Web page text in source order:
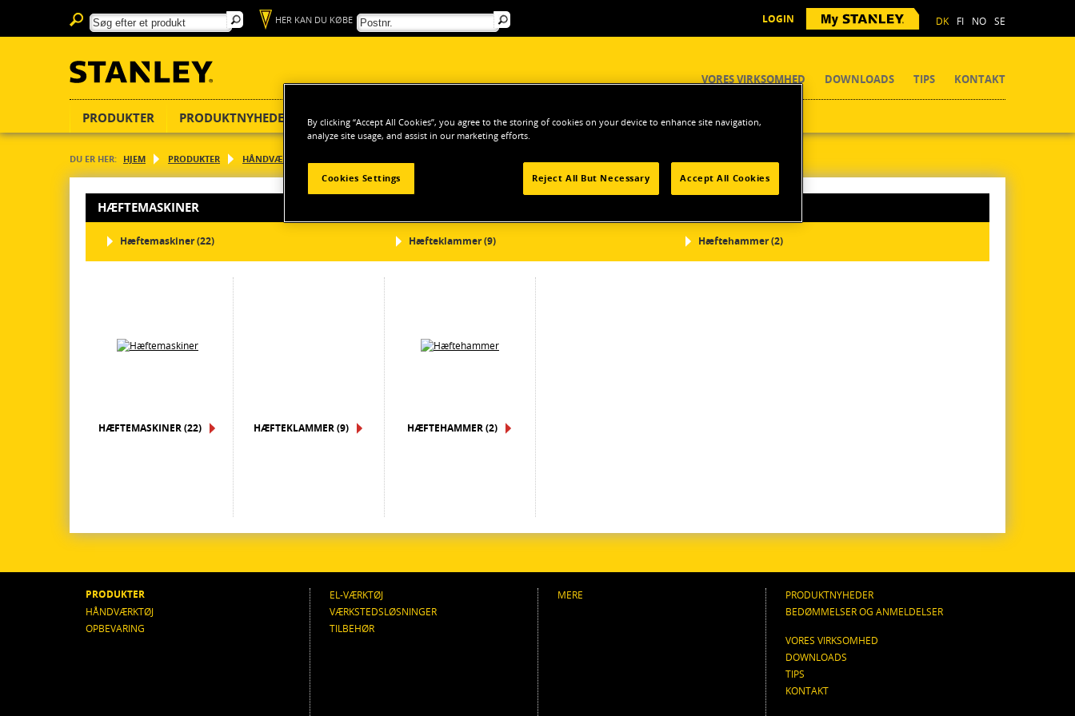
DK FI NO SE
LOGIN
HER KAN DU KØBE
VORES VIRKSOMHED DOWNLOADS TIPS KONTAKT
PRODUKTER PRODUKTNYHEDER BEDØMMELSER OG ANMELDELSER
DU ER HER: HJEM PRODUKTER HÅNDVÆRKTØJ
HÆFTEMASKINER
Hæftemaskiner (22) Hæfteklammer (9) Hæftehammer (2)
HÆFTEMASKINER (22) HÆFTEKLAMMER (9) HÆFTEHAMMER (2)
PRODUKTER
HÅNDVÆRKTØJ
OPBEVARING
EL-VÆRKTØJ
VÆRKSTEDSLØSNINGER
TILBEHØR
MERE
PRODUKTNYHEDER
BEDØMMELSER OG ANMELDELSER
VORES VIRKSOMHED
DOWNLOADS
TIPS
KONTAKT
By clicking “Accept All Cookies”, you agree to the storing of cookies on your device to enhance site navigation,
analyze site usage, and assist in our marketing efforts.
Cookies Settings Reject All But Necessary Accept All Cookies